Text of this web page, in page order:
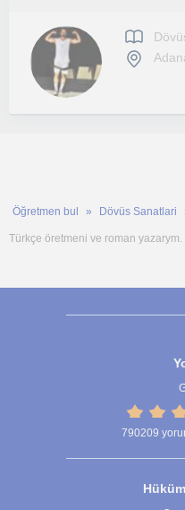
Öğretmen bul Dövüs Sanatlari
Türkçe öretmeni ve roman yazarym.
790209